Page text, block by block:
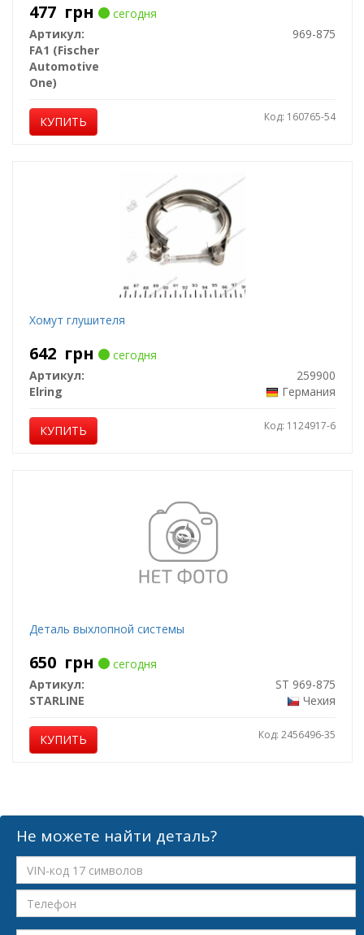
477 грн
сегодня
Артикул:
969-875
FA1 (Fischer
Automotive
One)
КУПИТЬ Код: 160765-54
Хомут глушителя
642 грн
сегодня
Артикул:
259900
Elring
Германия
КУПИТЬ Код: 1124917-6
Деталь выхлопной системы
650 грн
сегодня
Артикул:
ST 969-875
STARLINE
Чехия
КУПИТЬ Код: 2456496-35
Не можете найти деталь?